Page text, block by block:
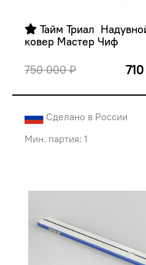
Тайм Триал
ковер Мастер Чиф
750 000 ₽
Сделано в России
Мин. партия: 1